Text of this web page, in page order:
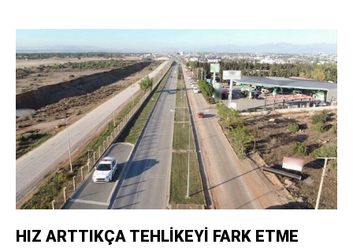
HIZ ARTTIKÇA TEHLİKEYİ FARK ETME